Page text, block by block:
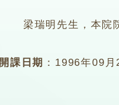
梁瑞明先生，本院
開課日期 ： 1996年09月